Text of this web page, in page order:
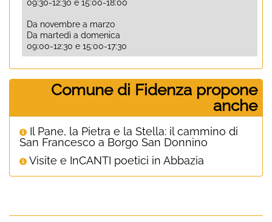
09:30-12:30 e 15:00-18:00
Da novembre a marzo
Da martedì a domenica
09:00-12:30 e 15:00-17:30
Comune di Fidenza propone
anche
Il Pane, la Pietra e la Stella: il cammino di
San Francesco a Borgo San Donnino
Visite e InCANTI poetici in Abbazia